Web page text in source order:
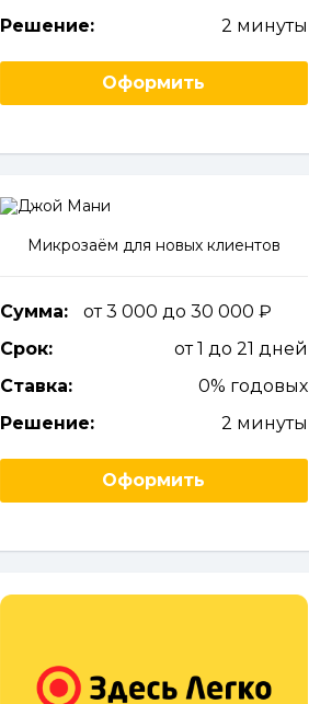
Решение:
2 минуты
Оформить
Микрозаём для новых клиентов
Сумма:
от 3 000 до 30 000
Срок:
от 1 до 21 дней
Ставка:
0% годовых
Решение:
2 минуты
Оформить